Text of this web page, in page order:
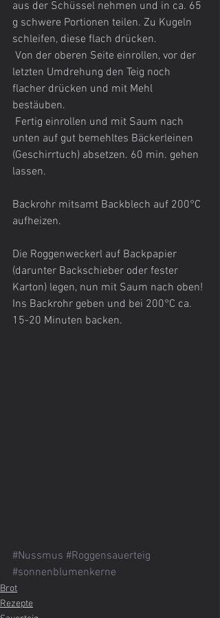
aus der Schüssel nehmen und in ca. 65
g schwere Portionen teilen. Zu Kugeln
schleifen, diese flach drücken.
letzten Umdrehung den Teig noch
flacher drücken und mit Mehl
bestäuben.
unten auf gut bemehltes Bäckerleinen
(Geschirrtuch) absetzen. 60 min. gehen
lassen.
Backrohr mitsamt Backblech auf 200°C
aufheizen.
Die Roggenweckerl auf Backpapier
(darunter Backschieber oder fester
Karton) legen, nun mit Saum nach oben!
Ins Backrohr geben und bei 200°C ca.
15-20 Minuten backen.
#Nussmus #Roggensauerteig
#sonnenblumenkerne
Brot
Rezepte